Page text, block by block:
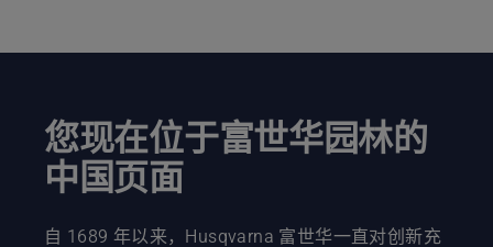
您现在位于富世华园林的
中国页面
自 1689 年以来，Husqvarna 富世华一直对创新充